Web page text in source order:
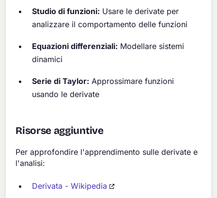
Studio di funzioni: Usare le derivate per
analizzare il comportamento delle funzioni
Equazioni differenziali: Modellare sistemi
dinamici
Serie di Taylor: Approssimare funzioni
usando le derivate
Risorse aggiuntive
Per approfondire l'apprendimento sulle derivate e
l'analisi:
Derivata - Wikipedia